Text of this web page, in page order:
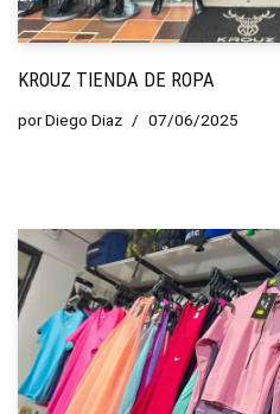
KROUZ TIENDA DE ROPA
porDiego Diaz 07/06/2025